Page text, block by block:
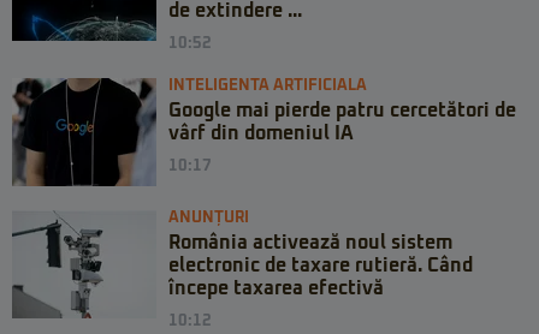
de extindere ...
10:52
INTELIGENTA ARTIFICIALA
Google mai pierde patru cercetători de
vârf din domeniul IA
10:17
ANUNȚURI
România activează noul sistem
electronic de taxare rutieră. Când
începe taxarea efectivă
10:12